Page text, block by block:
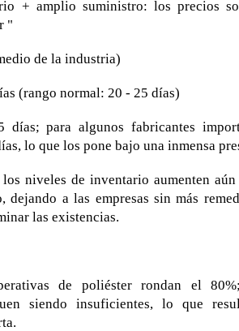
+ amplio suministro: los precios
"
de la industria)
(rango normal: 20 - 25 días)
días; para algunos fabricantes
lo que los pone bajo una inmensa
los niveles de inventario aumenten
dejando a las empresas sin más
las existencias.
de poliéster rondan el
siendo insuficientes, lo que